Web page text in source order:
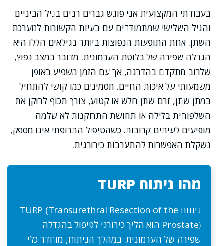
בעבודתי המקצועית אני פוגש גברים רבים בגיל הביניים
והגיל השלישי שמתמודדים עם בעיות הקשורות למערכת
השתן. אחת התופעות הנפוצות ביותר בגילאים הללו היא
הגדלה שפירה של בלוטת הערמונית. מדובר במצב נפוץ,
שלרוב מתקדם בהדרגה, אך עם הזמן משפיע באופן
משמעותי על איכות החיים. תסמינים כמו קושי להתחיל
במתן שתן, זרם שתן חלש או קטוע, צורך תכוף לרוקן את
השלפוחית בלילה או תחושת התרוקנות לא שלמה
מופיעים לעיתים קרובות. כשהטיפול התרופתי אינו מספק,
נשקלת האפשרות להתערבות כירורגית.
מהו ניתוח TURP
ניתוח TURP (Transurethral Resection of the
Prostate) הוא הליך כירורגי לטיפול בהגדלה
שפירה של הערמונית. במהלך הניתוח, מוחדר כלי